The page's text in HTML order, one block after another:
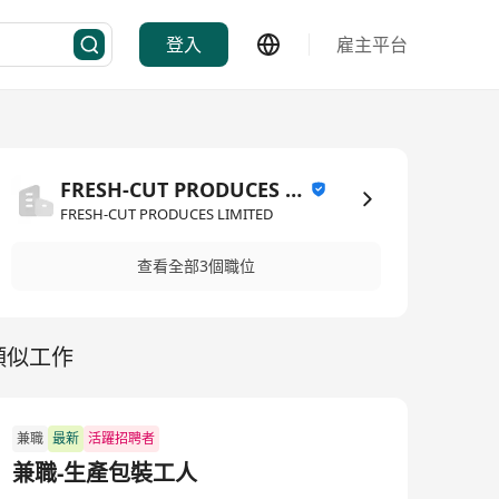
登入 雇主平台
FRESH-CUT PRODUCES LIMITED
FRESH-CUT PRODUCES LIMITED
查看全部3個職位
似工作
兼職 最新 活躍招聘者
兼職-生產包裝工人